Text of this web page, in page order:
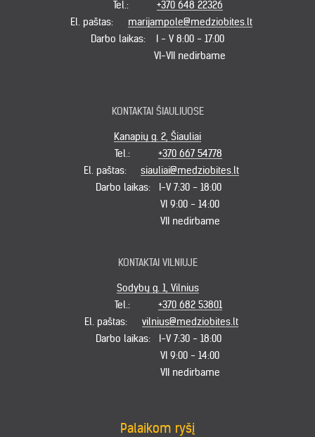
Tel.:
+370 648 22326
El. paštas:
marijampole@medziobites.lt
Darbo laikas:
I - V 8:00 - 17:00
VI-VII nedirbame
KONTAKTAI ŠIAULIUOSE
Kanapių g. 2, Šiauliai
Tel.:
+370 667 54778
El. paštas:
siauliai@medziobites.lt
Darbo laikas:
I-V 7:30 - 18:00
VI 9:00 - 14:00
VII nedirbame
KONTAKTAI VILNIUJE
Sodybų g. 1, Vilnius
Tel.:
+370 682 53801
El. paštas:
vilnius@medziobites.lt
Darbo laikas:
I-V 7:30 - 18:00
VI 9:00 - 14:00
VII nedirbame
Palaikom ryšį